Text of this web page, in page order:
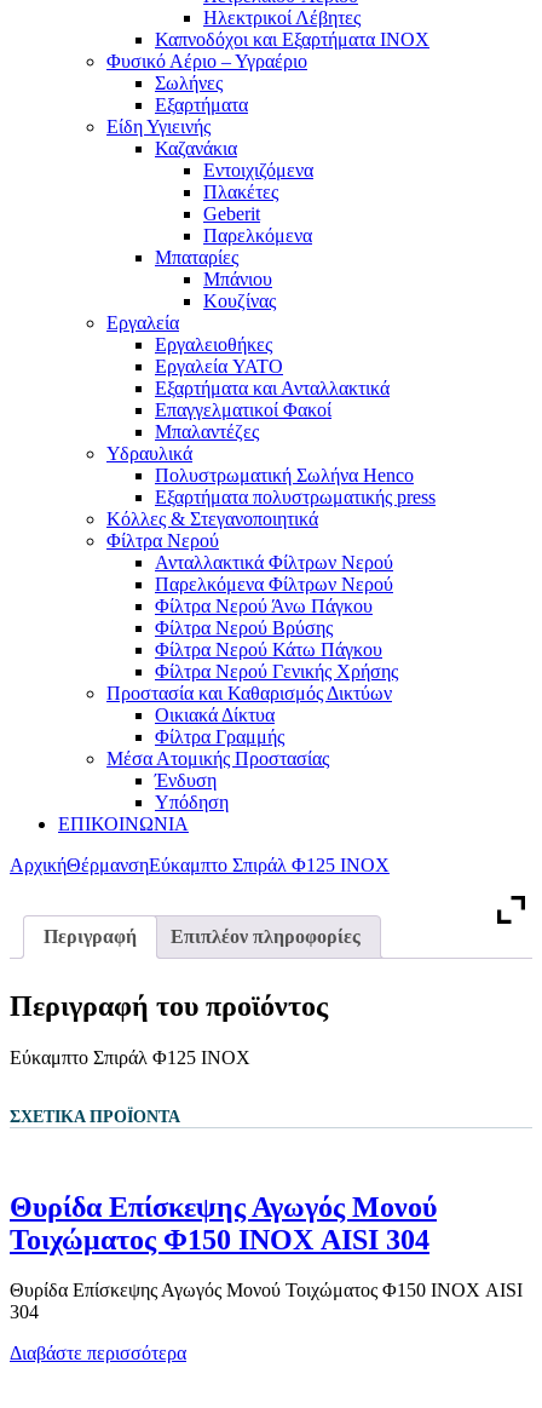
Ηλεκτρικοί Λέβητες
Καπνοδόχοι και Εξαρτήματα ΙΝΟΧ
Φυσικό Αέριο – Υγραέριο
Σωλήνες
Εξαρτήματα
Είδη Υγιεινής
Καζανάκια
Εντοιχιζόμενα
Πλακέτες
Geberit
Παρελκόμενα
Μπαταρίες
Μπάνιου
Κουζίνας
Εργαλεία
Εργαλειοθήκες
Εργαλεία YATO
Εξαρτήματα και Ανταλλακτικά
Επαγγελματικοί Φακοί
Μπαλαντέζες
Υδραυλικά
Πολυστρωματική Σωλήνα Henco
Εξαρτήματα πολυστρωματικής press
Κόλλες & Στεγανοποιητικά
Φίλτρα Νερού
Ανταλλακτικά Φίλτρων Νερού
Παρελκόμενα Φίλτρων Νερού
Φίλτρα Νερού Άνω Πάγκου
Φίλτρα Νερού Βρύσης
Φίλτρα Νερού Κάτω Πάγκου
Φίλτρα Νερού Γενικής Χρήσης
Προστασία και Καθαρισμός Δικτύων
Οικιακά Δίκτυα
Φίλτρα Γραμμής
Μέσα Ατομικής Προστασίας
Ένδυση
Υπόδηση
ΕΠΙΚΟΙΝΩΝΙΑ
ΑρχικήΘέρμανσηΕύκαμπτο Σπιράλ Φ125 ΙΝΟΧ
Περιγραφή Επιπλέον πληροφορίες
Περιγραφή του προϊόντος
Εύκαμπτο Σπιράλ Φ125 ΙΝΟΧ
ΣΧΕΤΙΚΆ ΠΡΟΪΌΝΤΑ
Θυρίδα Επίσκεψης Αγωγός Μονού
Τοιχώματος Φ150 ΙΝΟΧ AISI 304
Θυρίδα Επίσκεψης Αγωγός Μονού Τοιχώματος Φ150 ΙΝΟΧ AISI
304
Διαβάστε περισσότερα